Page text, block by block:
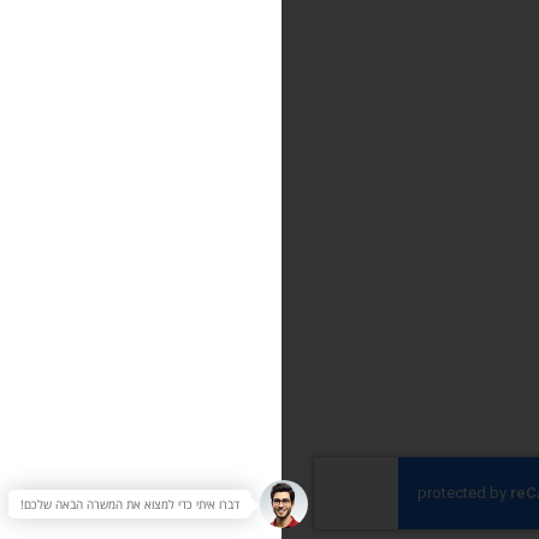
דברו איתי כדי למצוא את המשרה הבאה שלכם!